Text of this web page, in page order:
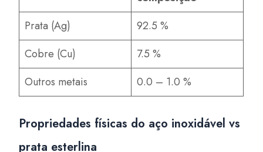
Prata (Ag)
92.5 %
Cobre (Cu)
7.5 %
Outros metais
0.0 – 1.0 %
Propriedades físicas do aço inoxidável vs
prata esterlina